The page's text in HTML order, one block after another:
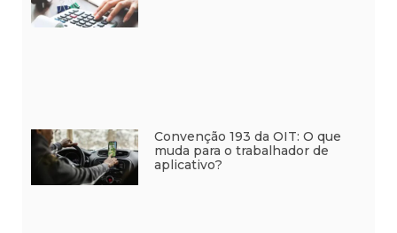
Convenção 193 da OIT: O que
muda para o trabalhador de
aplicativo?